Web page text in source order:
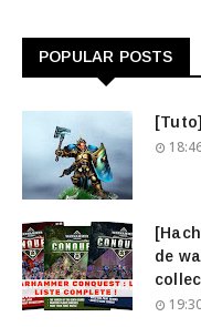
POPULAR POSTS
de